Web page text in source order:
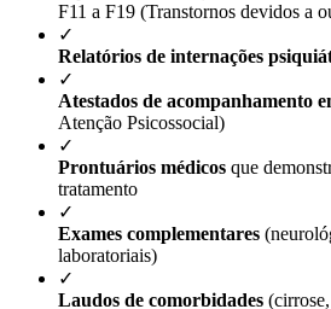
F11 a F19 (Transtornos devidos a
✓
Relatórios de internações
✓
Atestados de acompanhamento
Atenção Psicossocial)
✓
Prontuários médicos que
tratamento
✓
Exames complementares
laboratoriais)
✓
Laudos de comorbidades